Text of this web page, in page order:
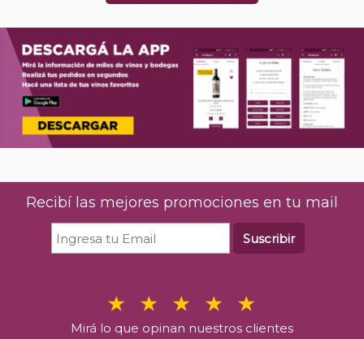
Recibí las mejores promociones en tu mail
Suscribir
Mirá lo que opinan nuestros clientes